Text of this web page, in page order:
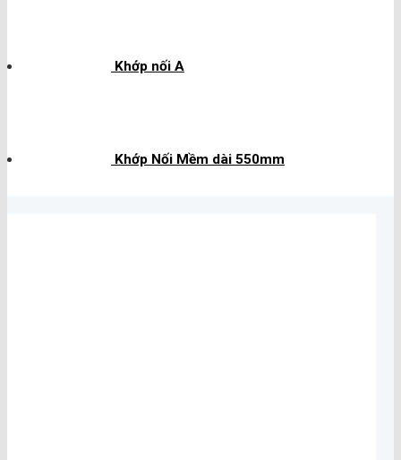
Khớp nối A
Khớp Nối Mềm dài 550mm